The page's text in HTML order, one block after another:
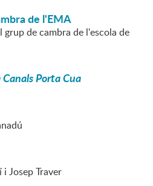
de l'EMA
de cambra de l'escola de
Porta Cua
Josep Traver